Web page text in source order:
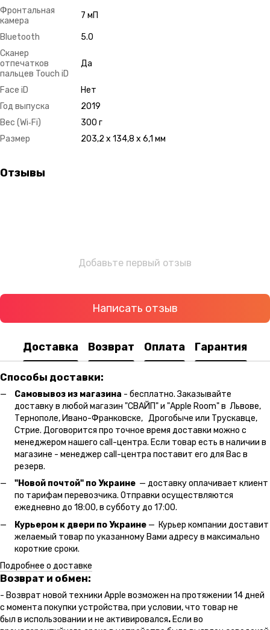
Фронтальная
камера
7 мП
Bluetooth
5.0
Сканер
отпечатков
пальцев Touch iD
Да
Face iD
Нет
Год выпуска
2019
Вес (Wi‑Fi)
300 г
Размер
203,2 x 134,8 x 6,1 мм
Отзывы
Добавьте первый отзыв
Написать отзыв
Доставка Возврат Оплата Гарантия
Способы доставки:
Самовывоз из магазина - бесплатно. Заказывайте
доставку в любой магазин "СВАЙП" и "Apple Room" в Львове,
Тернополе, Ивано-Франковске, Дрогобыче или Трускавце,
Стрие. Договорится про точное время доставки можно с
менеджером нашего call-центра. Если товар есть в наличии в
магазине - менеджер call-центра поставит его для Вас в
резерв.
"Новой почтой" по Украине — доставку оплачивает клиент
по тарифам перевозчика. Отправки осуществляются
ежедневно до 18:00, в субботу до 17:00.
Курьером к двери по Украине — Курьер компании доставит
желаемый товар по указанному Вами адресу в максимально
короткие сроки.
Подробнее о доставке
Возврат и обмен:
- Возврат новой техники Apple возможен на протяжении 14 дней
с момента покупки устройства, при условии, что товар не
был в использовании и не активировался. Если во